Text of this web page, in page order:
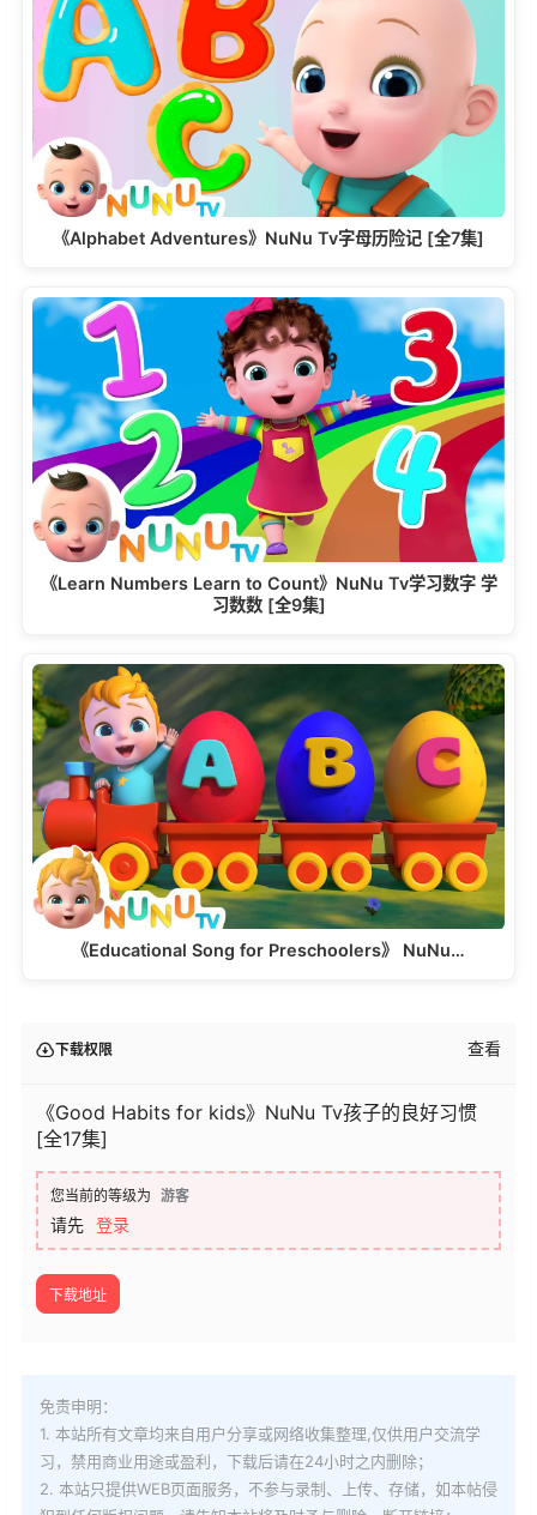
《Alphabet Adventures》NuNu Tv字母历险记 [全7集]
《Learn Numbers Learn to Count》NuNu Tv学习数字 学
习数数 [全9集]
《Educational Song for Preschoolers》 NuNu…
下载权限 查看
《Good Habits for kids》NuNu Tv孩子的良好习惯
[全17集]
您当前的等级为 游客
请先 登录
下载地址
免责申明：
1. 本站所有文章均来自用户分享或网络收集整理,仅供用户交流学
习，禁用商业用途或盈利，下载后请在24小时之内删除；
2. 本站只提供WEB页面服务，不参与录制、上传、存储，如本帖侵